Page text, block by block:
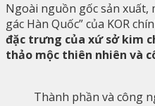
Ngoài nguồn gốc sản xuất,
gác Hàn Quốc” của KOR
đặc trưng của xứ sở kim
thảo mộc thiên nhiên và
Thành phần và công